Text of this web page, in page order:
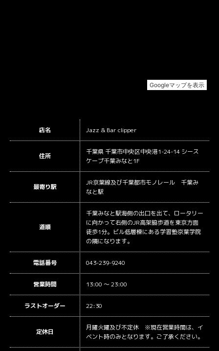
店名 Jazz & Bar clipper
住所
千葉県 千葉市中央区中央港1-24-14 シース
ケープ千葉みなと1F
最寄り駅
JR京葉線及び千葉都市モノレール 千葉み
なと駅
道順
千葉みなと駅海側の出口を出て、ロータリー
に向かって右側のJR高架脇歩道を東京方面
徒歩1分。ビル低層棟にある学習塾京葉学院
の隣になります。
電話番号 043-239-9240
営業時間 13:00 ～ 23:00
ラストオーダー 22:30
定休日
月曜火曜及び不定休 ※現在営業時間は、イ
ベント時のみとなります。ご了承ください。